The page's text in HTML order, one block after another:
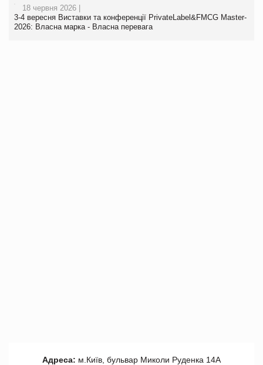
18 червня 2026 |
3-4 вересня Виставки та конференції PrivateLabel&FMCG Master-
2026: Власна марка - Власна перевага
Адреса: м.Київ, бульвар Миколи Руденка 14А